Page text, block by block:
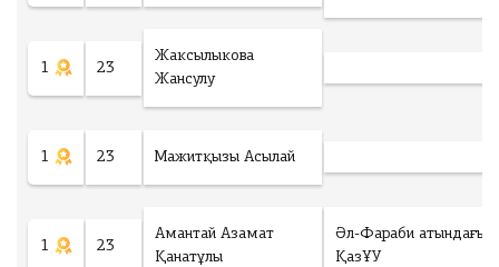
1 23
Жаксылыкова
Жансулу
1 23 Мажитқызы Асылай
1 23
Амантай Азамат
Қанатұлы
Әл-Фараби атындағы
ҚазҰУ